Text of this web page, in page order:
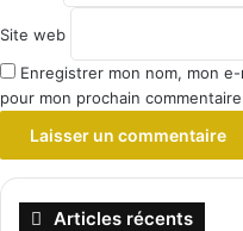
Site web
Enregistrer mon nom, mon
pour mon prochain
Articles récents